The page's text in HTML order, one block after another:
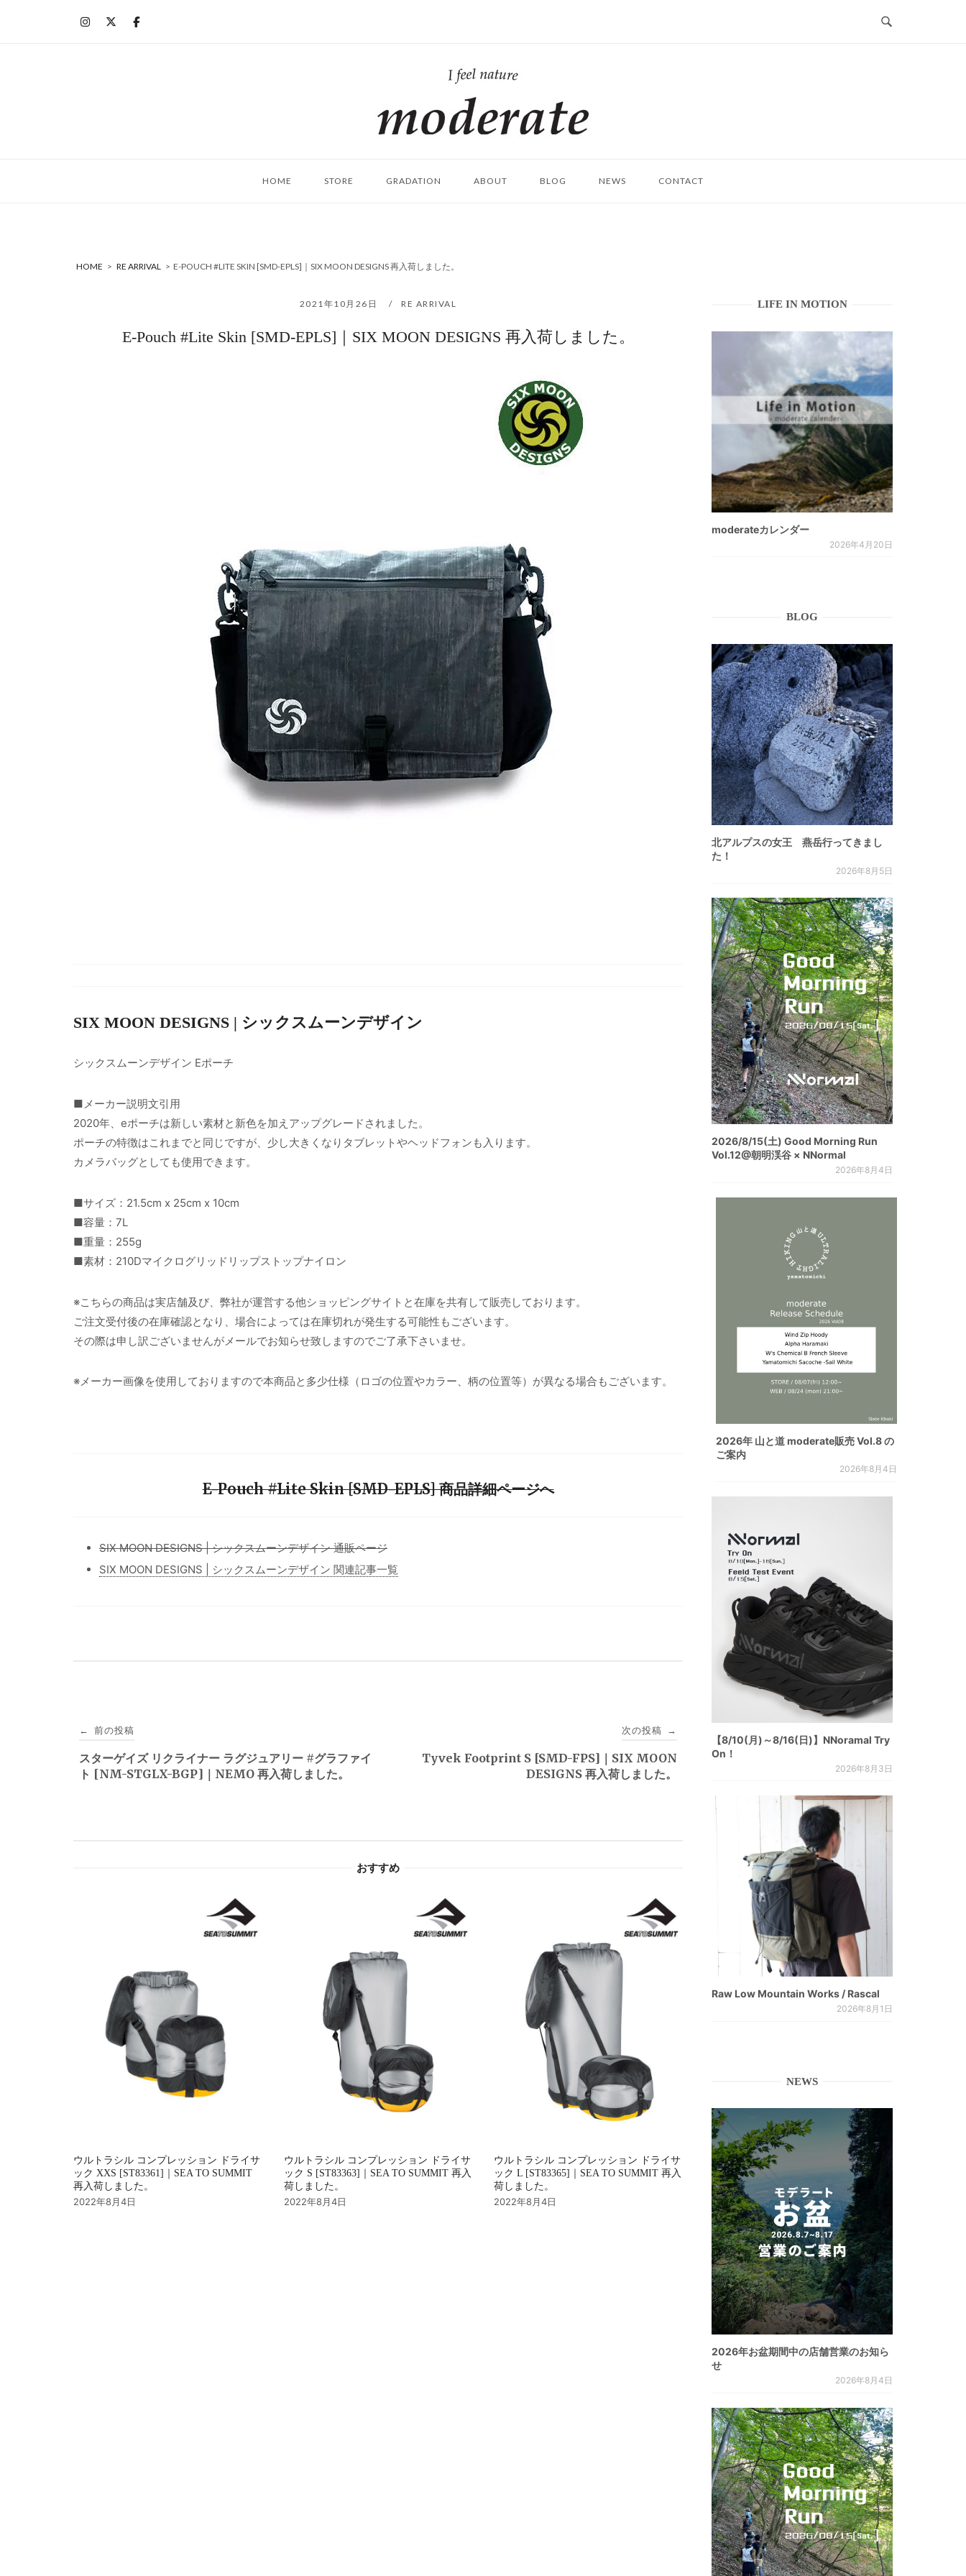
ム
HOME STORE GRADATION ABOUT BLOG NEWS CONTACT
HOME > RE ARRIVAL > E-POUCH #LITE SKIN [SMD-EPLS]｜SIX MOON DESIGNS 再入荷しました。
2021年10月26日 RE ARRIVAL
E-Pouch #Lite Skin [SMD-EPLS]｜SIX MOON DESIGNS 再入荷しました。
SIX MOON DESIGNS | シックスムーンデザイン
シックスムーンデザイン Eポーチ
■メーカー説明文引用
2020年、eポーチは新しい素材と新色を加えアップグレードされました。
ポーチの特徴はこれまでと同じですが、少し大きくなりタブレットやヘッドフォンも入ります。
カメラバッグとしても使用できます。
■サイズ：21.5cm x 25cm x 10cm
■容量：7L
■重量：255g
■素材：210Dマイクログリッドリップストップナイロン
※こちらの商品は実店舗及び、弊社が運営する他ショッピングサイトと在庫を共有して販売しております。
ご注文受付後の在庫確認となり、場合によっては在庫切れが発生する可能性もございます。
その際は申し訳ございませんがメールでお知らせ致しますのでご了承下さいませ。
※メーカー画像を使用しておりますので本商品と多少仕様（ロゴの位置やカラー、柄の位置等）が異なる場合もございます。
E-Pouch #Lite Skin [SMD-EPLS] 商品詳細ページへ
SIX MOON DESIGNS | シックスムーンデザイン 通販ページ
SIX MOON DESIGNS | シックスムーンデザイン 関連記事一覧
稿
ナ
← 前の投稿
スターゲイズ リクライナー ラグジュアリー #グラファイ
ト [NM-STGLX-BGP]｜NEMO 再入荷しました。
次の投稿 →
Tyvek Footprint S [SMD-FPS]｜SIX MOON
DESIGNS 再入荷しました。
おすすめ
ウルトラシル コンプレッション ドライサ
ック XXS [ST83361]｜SEA TO SUMMIT
再入荷しました。
2022年8月4日
ウルトラシル コンプレッション ドライサ
ック S [ST83363]｜SEA TO SUMMIT 再入
荷しました。
2022年8月4日
ウルトラシル コンプレッション ドライサ
ック L [ST83365]｜SEA TO SUMMIT 再入
荷しました。
2022年8月4日
LIFE IN MOTION
moderateカレンダー
2026年4月20日
BLOG
北アルプスの女王 燕岳行ってきまし
た！
2026年8月5日
2026/8/15(土) Good Morning Run
Vol.12@朝明渓谷 × NNormal
2026年8月4日
2026年 山と道 moderate販売 Vol.8 の
ご案内
2026年8月4日
【8/10(月)～8/16(日)】NNoramal Try
On！
2026年8月3日
Raw Low Mountain Works / Rascal
2026年8月1日
NEWS
2026年お盆期間中の店舗営業のお知ら
せ
2026年8月4日